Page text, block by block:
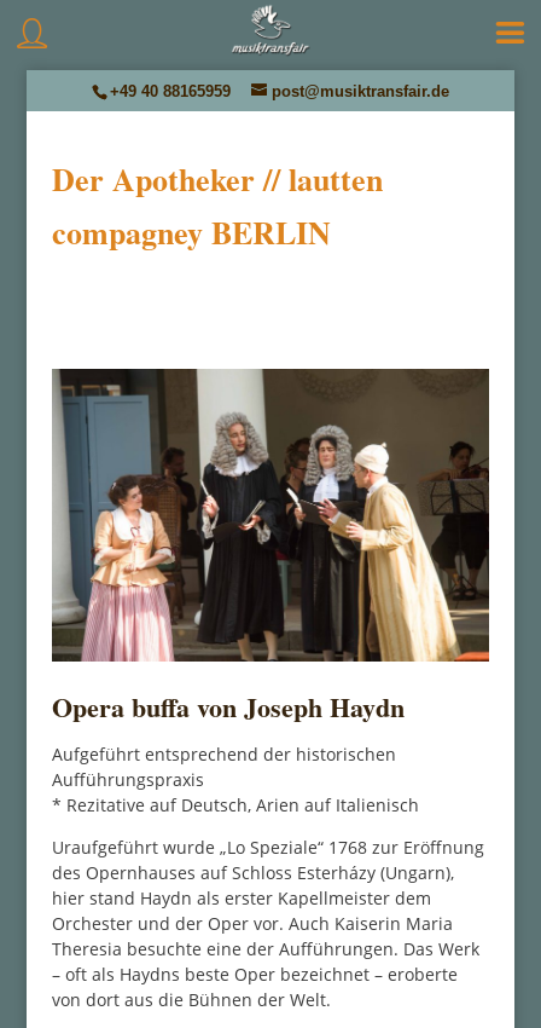
+49 40 88165959 post@musiktransfair.de
Der Apotheker // lautten
compagney BERLIN
Opera buffa von Joseph Haydn
Aufgeführt entsprechend der historischen
Aufführungspraxis
* Rezitative auf Deutsch, Arien auf Italienisch
Uraufgeführt wurde „Lo Speziale“ 1768 zur Eröffnung
des Opernhauses auf Schloss Esterházy (Ungarn),
hier stand Haydn als erster Kapellmeister dem
Orchester und der Oper vor. Auch Kaiserin Maria
Theresia besuchte eine der Aufführungen. Das Werk
– oft als Haydns beste Oper bezeichnet – eroberte
von dort aus die Bühnen der Welt.